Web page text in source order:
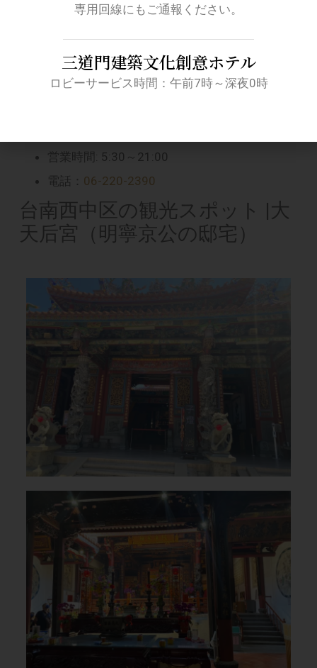
の貴重な古木として指定されています。
営業時間: 5:30～21:00
電話： 06-220-2390
台南西中区の観光スポット |大
天后宮（明寧京公の邸宅）
専用回線にもご通報ください。
三道門建築文化創意ホテル
ロビーサービス時間：午前7時～深夜0時